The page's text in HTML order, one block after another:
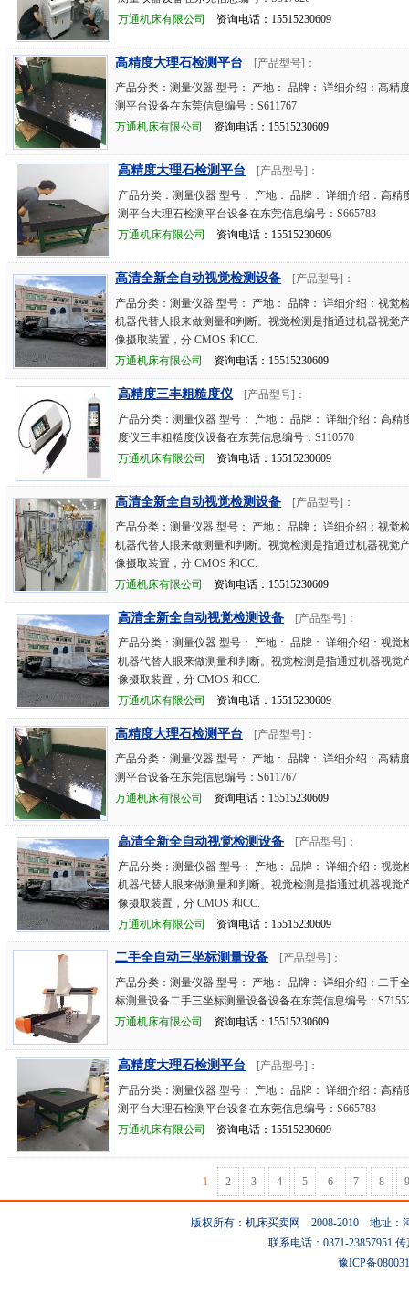
万通机床有限公司
资询电话：15515230609
高精度大理石检测平台
[产品型号]：
产品分类：测量仪器 型号： 产地： 品牌： 详细介绍：高精
测平台设备在东莞信息编号：S611767
万通机床有限公司
资询电话：15515230609
高精度大理石检测平台
[产品型号]：
产品分类：测量仪器 型号： 产地： 品牌： 详细介绍：高精
测平台大理石检测平台设备在东莞信息编号：S665783
万通机床有限公司
资询电话：15515230609
高清全新全自动视觉检测设备
[产品型号]：
产品分类：测量仪器 型号： 产地： 品牌： 详细介绍：视觉
机器代替人眼来做测量和判断。视觉检测是指通过机器视觉
像摄取装置，分 CMOS 和CC.
万通机床有限公司
资询电话：15515230609
高精度三丰粗糙度仪
[产品型号]：
产品分类：测量仪器 型号： 产地： 品牌： 详细介绍：高精
度仪三丰粗糙度仪设备在东莞信息编号：S110570
万通机床有限公司
资询电话：15515230609
高清全新全自动视觉检测设备
[产品型号]：
产品分类：测量仪器 型号： 产地： 品牌： 详细介绍：视觉
机器代替人眼来做测量和判断。视觉检测是指通过机器视觉
像摄取装置，分 CMOS 和CC.
万通机床有限公司
资询电话：15515230609
高清全新全自动视觉检测设备
[产品型号]：
产品分类：测量仪器 型号： 产地： 品牌： 详细介绍：视觉
机器代替人眼来做测量和判断。视觉检测是指通过机器视觉
像摄取装置，分 CMOS 和CC.
万通机床有限公司
资询电话：15515230609
高精度大理石检测平台
[产品型号]：
产品分类：测量仪器 型号： 产地： 品牌： 详细介绍：高精
测平台设备在东莞信息编号：S611767
万通机床有限公司
资询电话：15515230609
高清全新全自动视觉检测设备
[产品型号]：
产品分类：测量仪器 型号： 产地： 品牌： 详细介绍：视觉
机器代替人眼来做测量和判断。视觉检测是指通过机器视觉
像摄取装置，分 CMOS 和CC.
万通机床有限公司
资询电话：15515230609
二手全自动三坐标测量设备
[产品型号]：
产品分类：测量仪器 型号： 产地： 品牌： 详细介绍：二手
标测量设备二手三坐标测量设备设备在东莞信息编号：
万通机床有限公司
资询电话：15515230609
高精度大理石检测平台
[产品型号]：
产品分类：测量仪器 型号： 产地： 品牌： 详细介绍：高精
测平台大理石检测平台设备在东莞信息编号：S665783
万通机床有限公司
资询电话：15515230609
1 2 3 4 5 6 7 8 9
版权所有：机床买卖网 2008-2010 地址：
联系电话：0371-23857951
豫ICP备